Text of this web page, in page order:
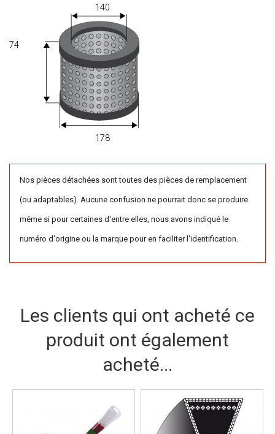
140
74
178
Nos pièces détachées sont toutes des pièces de remplacement
(ou adaptables). Aucune confusion ne pourrait donc se produire
même si pour certaines d'entre elles, nous avons indiqué le
numéro d'origine ou la marque pour en faciliter l'identification.
Les clients qui ont acheté ce
produit ont également
acheté...